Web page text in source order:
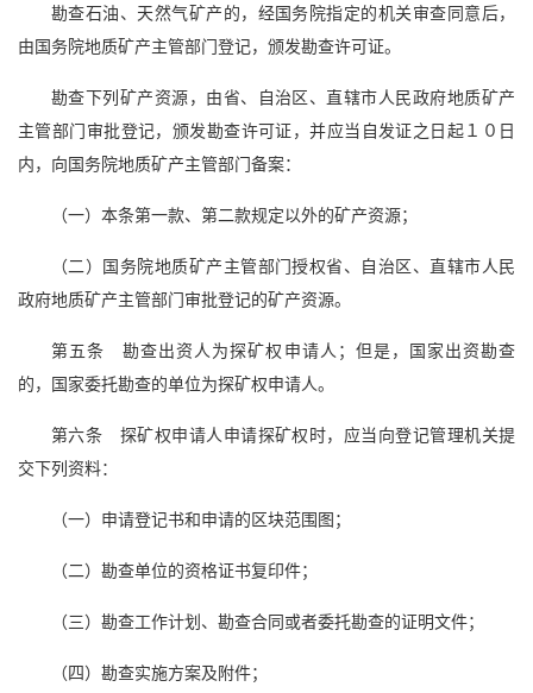
勘查石油、天然气矿产的，经国务院指定的机关审查同意后，
由国务院地质矿产主管部门登记，颁发勘查许可证。
勘查下列矿产资源，由省、自治区、直辖市人民政府地质矿产
主管部门审批登记，颁发勘查许可证，并应当自发证之日起１０日
内，向国务院地质矿产主管部门备案：
（一）本条第一款、第二款规定以外的矿产资源；
（二）国务院地质矿产主管部门授权省、自治区、直辖市人民
政府地质矿产主管部门审批登记的矿产资源。
第五条 勘查出资人为探矿权申请人；但是，国家出资勘查
的，国家委托勘查的单位为探矿权申请人。
第六条 探矿权申请人申请探矿权时，应当向登记管理机关提
交下列资料：
（一）申请登记书和申请的区块范围图；
（二）勘查单位的资格证书复印件；
（三）勘查工作计划、勘查合同或者委托勘查的证明文件；
（四）勘查实施方案及附件；